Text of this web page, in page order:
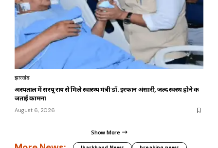
झारखंड
अस्पताल में सरयू राय से मिले स्वास्थ्य मंत्री डॉ. इरफान अंसारी, जल्द स्वस्थ होने की
जताई कामना
August 6, 2026
Show More